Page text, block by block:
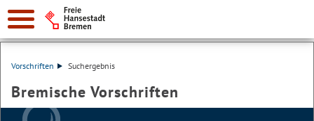
Vorschriften Suchergebnis
Bremische Vorschriften